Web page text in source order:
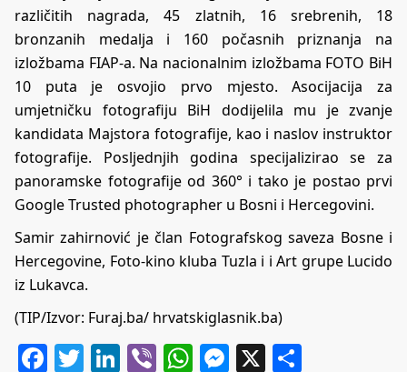
različitih nagrada, 45 zlatnih, 16 srebrenih, 18
bronzanih medalja i 160 počasnih priznanja na
izložbama FIAP-a. Na nacionalnim izložbama FOTO BiH
10 puta je osvojio prvo mjesto. Asocijacija za
umjetničku fotografiju BiH dodijelila mu je zvanje
kandidata Majstora fotografije, kao i naslov instruktor
fotografije. Posljednjih godina specijalizirao se za
panoramske fotografije od 360° i tako je postao prvi
Google Trusted photographer u Bosni i Hercegovini.
Samir zahirnović je član Fotografskog saveza Bosne i
Hercegovine, Foto-kino kluba Tuzla i i Art grupe Lucido
iz Lukavca.
(TIP/Izvor: Furaj.ba/ hrvatskiglasnik.ba)
Facebook
Twitter
LinkedIn
ViberWhatsApp
Messenger
X